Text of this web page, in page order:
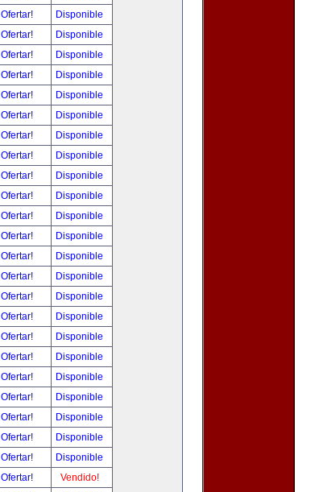
Ofertar!
Disponible
Ofertar!
Disponible
Ofertar!
Disponible
Ofertar!
Disponible
Ofertar!
Disponible
Ofertar!
Disponible
Ofertar!
Disponible
Ofertar!
Disponible
Ofertar!
Disponible
Ofertar!
Disponible
Ofertar!
Disponible
Ofertar!
Disponible
Ofertar!
Disponible
Ofertar!
Disponible
Ofertar!
Disponible
Ofertar!
Disponible
Ofertar!
Disponible
Ofertar!
Disponible
Ofertar!
Disponible
Ofertar!
Disponible
Ofertar!
Disponible
Ofertar!
Disponible
Ofertar!
Disponible
Ofertar!
Vendido!